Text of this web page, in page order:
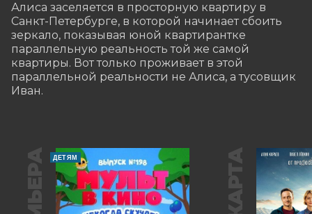
Алиса заселяется в просторную квартиру в
Санкт-Петербурге, в которой начинает сбоить
зеркало, показывая юной квартирантке
параллельную реальность той же самой
квартиры. Вот только проживает в этой
параллельной реальности не Алиса, а тусовщик
Иван.
ДЕТЯМ